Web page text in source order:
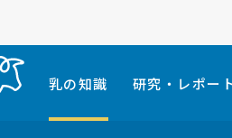
乳の知識 研究・レポー